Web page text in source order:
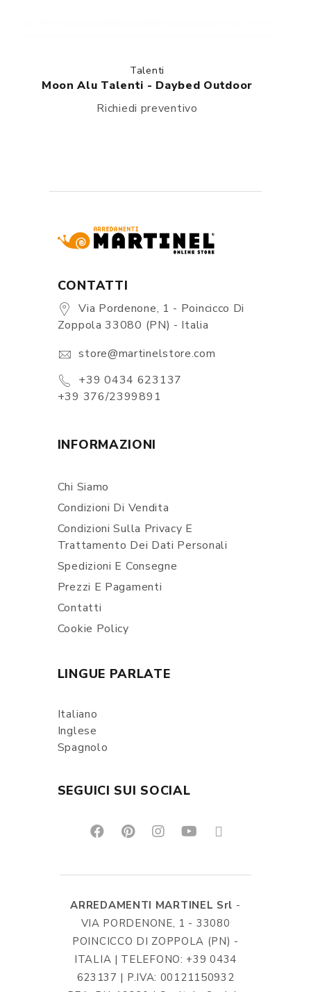
Talenti
Moon Alu Talenti - Daybed Outdoor
Richiedi preventivo
CONTATTI
Via Pordenone, 1 - Poincicco Di
Zoppola 33080 (PN) - Italia
store@martinelstore.com
+39 0434 623137
+39 376/2399891
INFORMAZIONI
Chi Siamo
Condizioni Di Vendita
Condizioni Sulla Privacy E
Trattamento Dei Dati Personali
Spedizioni E Consegne
Prezzi E Pagamenti
Contatti
Cookie Policy
LINGUE PARLATE
Italiano
Inglese
Spagnolo
SEGUICI SUI SOCIAL
ARREDAMENTI MARTINEL Srl -
VIA PORDENONE, 1 - 33080
POINCICCO DI ZOPPOLA (PN) -
ITALIA | TELEFONO: +39 0434
623137 | P.IVA: 00121150932